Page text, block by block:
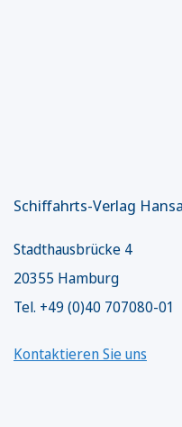
Schiffahrts-Verlag
Stadthausbrücke 4
20355 Hamburg
Tel. +49 (0)40 707080-01
Kontaktieren Sie uns